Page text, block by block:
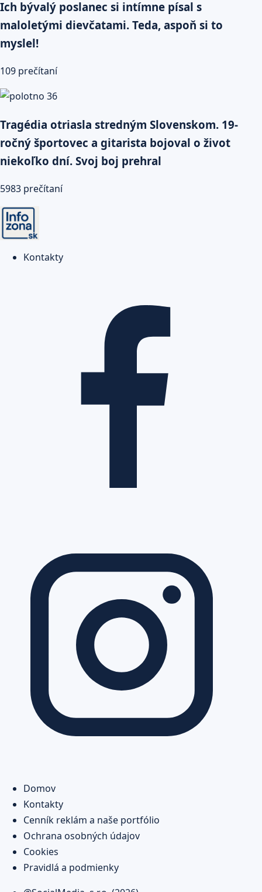
Ich bývalý poslanec si intímne písal s
maloletými dievčatami. Teda, aspoň si to
myslel!
109 prečítaní
Tragédia otriasla stredným Slovenskom. 19-
ročný športovec a gitarista bojoval o život
niekoľko dní. Svoj boj prehral
5983 prečítaní
Kontakty
Domov
Kontakty
Cenník reklám a naše portfólio
Ochrana osobných údajov
Cookies
Pravidlá a podmienky